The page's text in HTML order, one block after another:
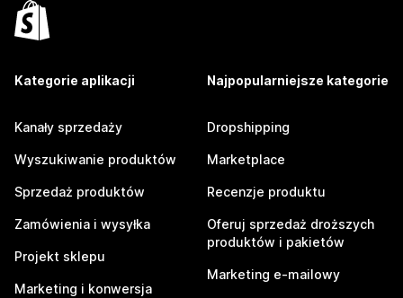
Kategorie aplikacji
Kanały sprzedaży
Wyszukiwanie produktów
Sprzedaż produktów
Zamówienia i wysyłka
Projekt sklepu
Marketing i konwersja
Najpopularniejsze kategorie
Dropshipping
Marketplace
Recenzje produktu
Oferuj sprzedaż droższych
produktów i pakietów
Marketing e-mailowy